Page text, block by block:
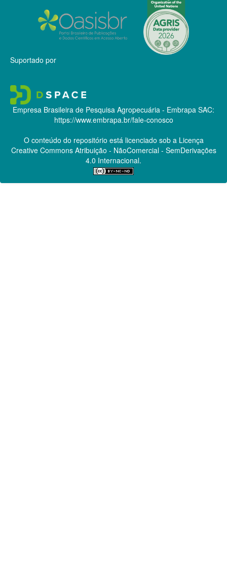
Suportado por
Empresa Brasileira de Pesquisa Agropecuária - Embrapa SAC:
https://www.embrapa.br/fale-conosco
O conteúdo do repositório está licenciado sob a Licença
Creative CommonsAtribuição - NãoComercial - SemDerivações
4.0 Internacional.